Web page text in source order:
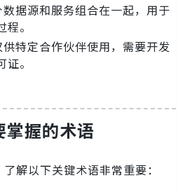
数据源和服务组合在一起，用于
。
供特定合作伙伴使用，需要开发
。
握的术语
解以下关键术语非常重要：